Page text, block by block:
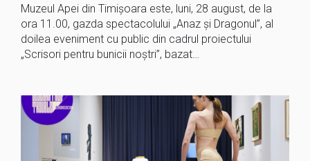
Muzeul Apei din Timişoara este, luni, 28 august, de la
ora 11.00, gazda spectacolului „Anaz şi Dragonul”, al
doilea eveniment cu public din cadrul proiectului
„Scrisori pentru bunicii noştri”, bazat…